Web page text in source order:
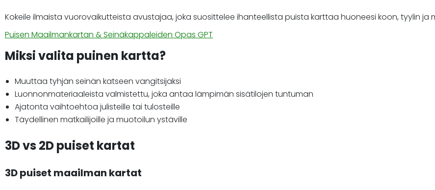
Kokeile ilmaista vuorovaikutteista avustajaa, joka suosittelee ihanteellista puista karttaa huoneesi koon, tyylin ja
Puisen Maailmankartan & Seinäkappaleiden Opas GPT
Miksi valita puinen kartta?
Muuttaa tyhjän seinän katseen vangitsijaksi
Luonnonmateriaaleista valmistettu, joka antaa lämpimän sisätilojen tuntuman
Ajatonta vaihtoehtoa julisteille tai tulosteille
Täydellinen matkailijoille ja muotoilun ystäville
3D vs 2D puiset kartat
3D puiset maailman kartat